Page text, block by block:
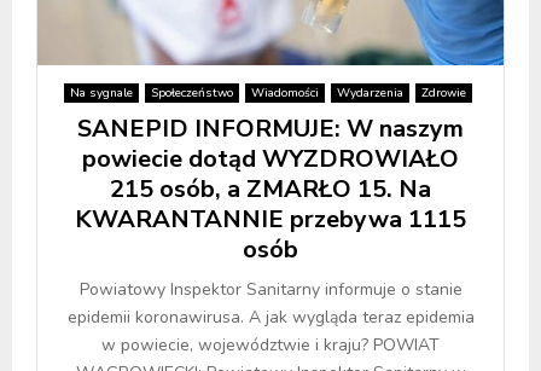
Na sygnale Społeczeństwo Wiadomości Wydarzenia Zdrowie
SANEPID INFORMUJE: W naszym
powiecie dotąd WYZDROWIAŁO
215 osób, a ZMARŁO 15. Na
KWARANTANNIE przebywa 1115
osób
Powiatowy Inspektor Sanitarny informuje o stanie
epidemii koronawirusa. A jak wygląda teraz epidemia
w powiecie, województwie i kraju? POWIAT